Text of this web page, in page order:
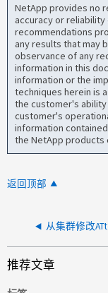
NetApp provides no
accuracy or
recommendations
any results that may
observance of any
information in this
information or the
techniques herein is
the customer's
customer's
information
the NetApp products
返回顶部
推荐文章